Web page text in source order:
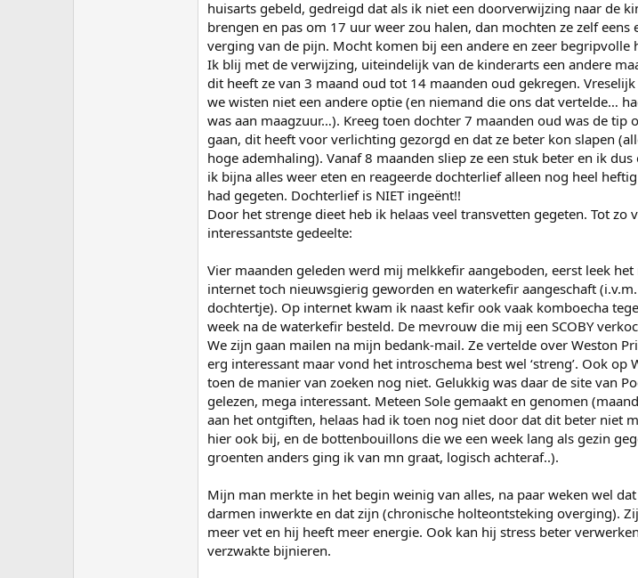
huisarts gebeld, gedreigd dat als ik niet een doorverwijzing naar de
brengen en pas om 17 uur weer zou halen, dan mochten ze zelf
verging van de pijn. Mocht komen bij een andere en zeer begripvolle
Ik blij met de verwijzing, uiteindelijk van de kinderarts een andere
dit heeft ze van 3 maand oud tot 14 maanden oud gekregen.
we wisten niet een andere optie (en niemand die ons dat vertelde…
was aan maagzuur…). Kreeg toen dochter 7 maanden oud was de tip
gaan, dit heeft voor verlichting gezorgd en dat ze beter kon slapen
hoge ademhaling). Vanaf 8 maanden sliep ze een stuk beter en ik
ik bijna alles weer eten en reageerde dochterlief alleen nog heel
had gegeten. Dochterlief is NIET ingeënt!!
Door het strenge dieet heb ik helaas veel transvetten gegeten. Tot
interessantste gedeelte:
Vier maanden geleden werd mij melkkefir aangeboden, eerst leek
internet toch nieuwsgierig geworden en waterkefir aangeschaft
dochtertje). Op internet kwam ik naast kefir ook vaak komboecha
week na de waterkefir besteld. De mevrouw die mij een SCOBY
We zijn gaan mailen na mijn bedank-mail. Ze vertelde over Weston
erg interessant maar vond het introschema best wel ‘streng’. Ook
toen de manier van zoeken nog niet. Gelukkig was daar de site van
gelezen, mega interessant. Meteen Sole gemaakt en genomen
aan het ontgiften, helaas had ik toen nog niet door dat dit beter niet
hier ook bij, en de bottenbouillons die we een week lang als gezin
groenten anders ging ik van mn graat, logisch achteraf..).
Mijn man merkte in het begin weinig van alles, na paar weken wel
darmen inwerkte en dat zijn (chronische holteontsteking overging).
meer vet en hij heeft meer energie. Ook kan hij stress beter
verzwakte bijnieren.